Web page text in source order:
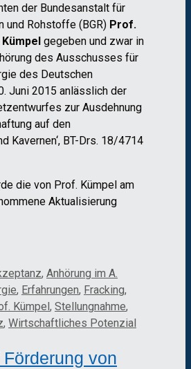
der Bundesanstalt für
und Rohstoffe (BGR) Prof.
gegeben und zwar in
des Ausschusses für
des Deutschen
Juni 2015 anlässlich der
zur Ausdehnung
auf den
Kavernen‘, BT-Drs. 18/4714
die von Prof. Kümpel am
Aktualisierung
, Anhörung im A.
, Erfahrungen, Fracking,
Kümpel, Stellungnahme,
, Wirtschaftliches Potenzial
von